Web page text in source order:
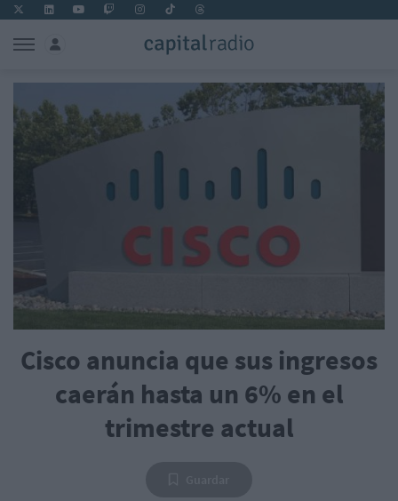
Cisco anuncia que sus ingresos
caerán hasta un 6% en el
trimestre actual